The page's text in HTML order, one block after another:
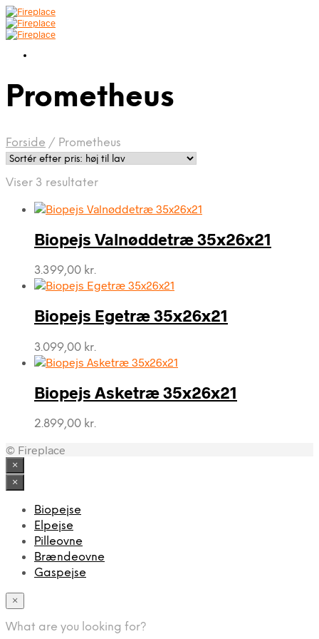
Prometheus
Forside / Prometheus
Viser 3 resultaterSorteret
pris:
til
Biopejs Valnøddetræ 35x26x21
3.399,00 kr.
Biopejs Egetræ 35x26x21
3.099,00 kr.
Biopejs Asketræ 35x26x21
2.899,00 kr.
© Fireplace
×
×
Biopejse
Elpejse
Pilleovne
Brændeovne
Gaspejse
×
What are you looking for?